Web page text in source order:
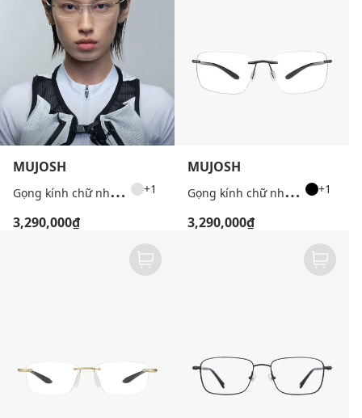
MUJOSH
G
ọng kính chữ nhật unisex bản mảnh +1
3,290,000₫
MUJOSH
G
ọng kính chữ nhật unisex bản mảnh +1
3,290,000₫